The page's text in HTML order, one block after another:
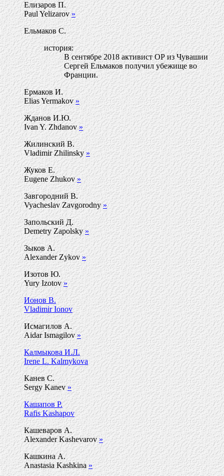
Елизаров П.
Paul Yelizarov»
Ельмаков С.
история:
В сентябре 2018 активист ОР из Чувашии
Сергей Ельмаков получил убежище во
Франции.
Ермаков И.
Elias Yermakov»
Жданов И.Ю.
Ivan Y. Zhdanov»
Жилинский В.
Vladimir Zhilinsky»
Жуков Е.
Eugene Zhukov»
Завгородний В.
Vyacheslav Zavgorodny»
Запольский Д.
Demetry Zapolsky»
Зыков А.
Alexander Zykov»
Изотов Ю.
Yury Izotov»
Ионов В.
Vladimir Ionov
Исмагилов А.
Aidar Ismagilov»
Калмыкова И.Л.
Irene L. Kalmykova
Канев С.
Sergy Kanev»
Кашапов Р.
Rafis Kashapov
Кашеваров А.
Alexander Kashevarov»
Кашкина А.
Anastasia Kashkina»